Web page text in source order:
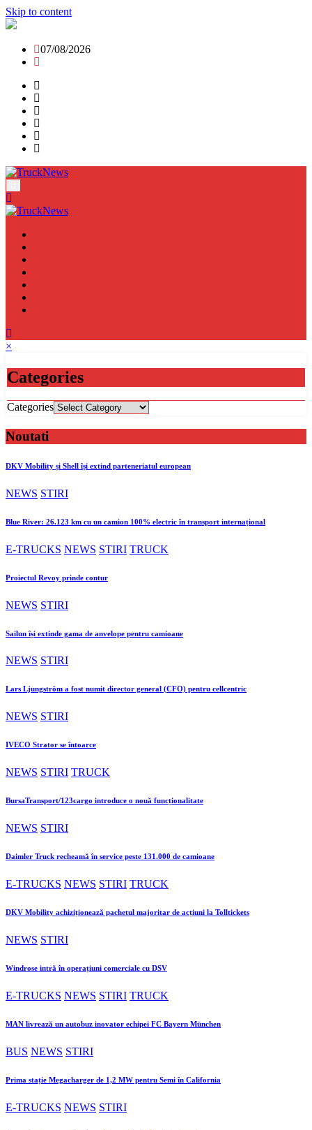
Skip to content
07/08/2026
×
Categories
Categories
Noutati
DKV Mobility și Shell își extind parteneriatul european
NEWS STIRI
Blue River: 26.123 km cu un camion 100% electric în transport internațional
E-TRUCKS NEWS STIRI TRUCK
Proiectul Revoy prinde contur
NEWS STIRI
Sailun își extinde gama de anvelope pentru camioane
NEWS STIRI
Lars Ljungström a fost numit director general (CFO) pentru cellcentric
NEWS STIRI
IVECO Strator se întoarce
NEWS STIRI TRUCK
BursaTransport/123cargo introduce o nouă funcționalitate
NEWS STIRI
Daimler Truck recheamă în service peste 131.000 de camioane
E-TRUCKS NEWS STIRI TRUCK
DKV Mobility achiziționează pachetul majoritar de acțiuni la Tolltickets
NEWS STIRI
Windrose intră în operațiuni comerciale cu DSV
E-TRUCKS NEWS STIRI TRUCK
MAN livrează un autobuz inovator echipei FC Bayern München
BUS NEWS STIRI
Prima stație Megacharger de 1,2 MW pentru Semi în California
E-TRUCKS NEWS STIRI